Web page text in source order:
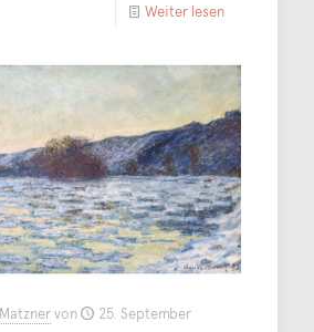
Weiter lesen
von
25. September